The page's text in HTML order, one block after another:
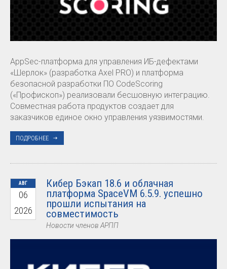
AppSec-платформа для управления ИБ-дефектами
«Шерлок» (разработка Axel PRO) и платформа
безопасной разработки ПО CodeScoring
(«Профископ») реализовали бесшовную интеграцию.
Совместная работа продуктов создает для
заказчиков единое окно управления уязвимостями.
ПОДРОБНЕЕ
АВГ
06
2026
Кибер Бэкап 18.6 и облачная
платформа SpaceVM 6.5.9. успешно
прошли испытания на
совместимость
Новости членов АРПП